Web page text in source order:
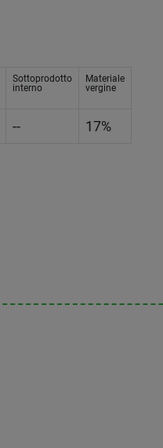
Sottoprodotto
interno
Materiale
vergine
-- 17%